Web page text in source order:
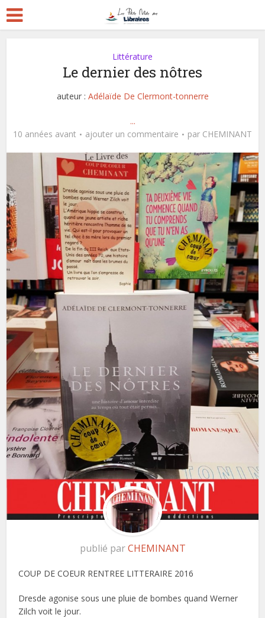
Littérature
Le dernier des nôtres
auteur : Adélaïde De Clermont-tonnerre
...
10 années avant
ajouter un commentaire par CHEMINANT
publié parCHEMINANT
COUP DE COEUR RENTREE LITTERAIRE 2016
Dresde agonise sous une pluie de bombes quand Werner
Zilch voit le jour.